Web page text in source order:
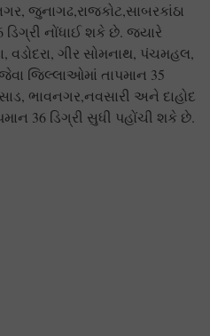
જુનાગઢ,રાજકોટ,સાબરકાંઠા
ડિગ્રી નોંધાઈ શકે છે. જ્યારે
ગીર સોમનાથ, પંચમહલ,
જિલ્લાઓમાં તાપમાન 35
ભાવનગર,નવસારી અને દાહોદ
36 ડિગ્રી સુધી પહોંચી શકે છે.